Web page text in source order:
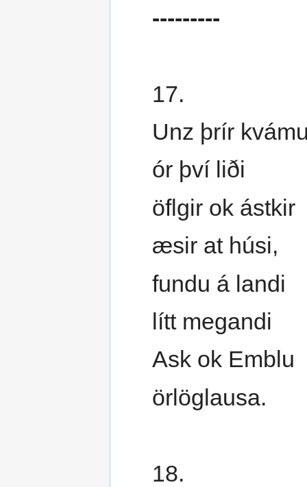
---------
17.
Unz þrír
ór því liði
öflgir ok ástkir
æsir at húsi,
fundu á landi
lítt megandi
Ask ok Emblu
örlöglausa.
18.